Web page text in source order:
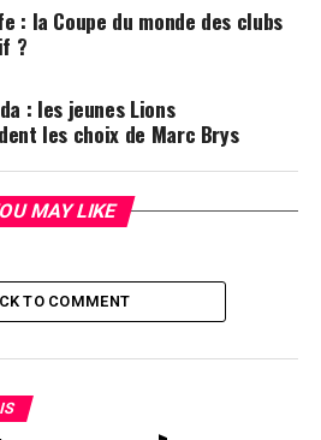
: la Coupe du monde des clubs
?
: les jeunes Lions
les choix de Marc Brys
MAY LIKE
TO COMMENT